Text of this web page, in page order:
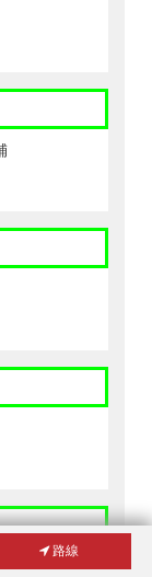
地庫
路線